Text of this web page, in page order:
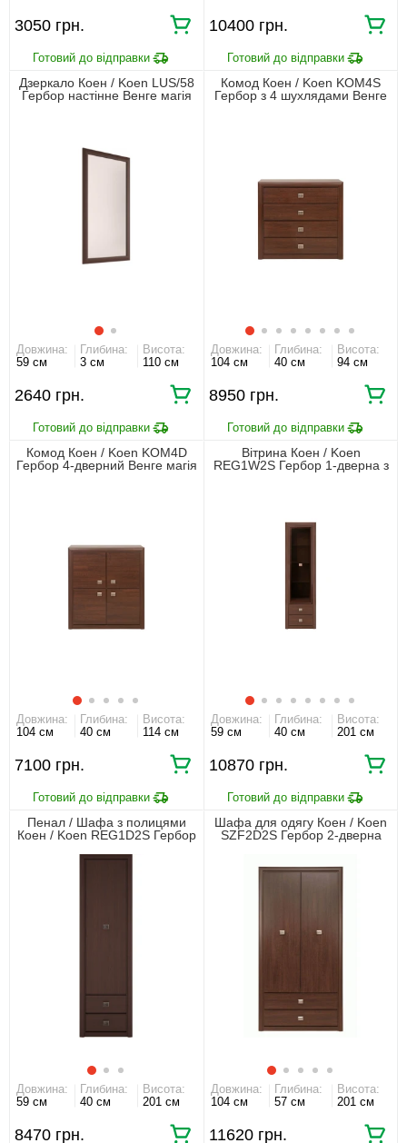
3050 грн. 10400 грн.
Дзеркало Коен / Koen LUS/58
Гербор настінне Венге магія
Довжина:
59 см
Глибина:
3 см
Висота:
110 см
2640 грн.
Комод Коен / Koen KOM4S
Гербор з 4 шухлядами Венге
Довжина:
104 см
Глибина:
40 см
Висота:
94 см
8950 грн.
Комод Коен / Koen KOM4D
Гербор 4-дверний Венге магія
Довжина:
104 см
Глибина:
40 см
Висота:
114 см
7100 грн.
Вітрина Коен / Koen
REG1W2S Гербор 1-дверна з
Довжина:
59 см
Глибина:
40 см
Висота:
201 см
10870 грн.
Пенал / Шафа з полицями
Коен / Koen REG1D2S Гербор
Венге магія
Довжина:
59 см
Глибина:
40 см
Висота:
201 см
8470 грн.
Шафа для одягу Коен / Koen
SZF2D2S Гербор 2-дверна
Довжина:
104 см
Глибина:
57 см
Висота:
201 см
11620 грн.